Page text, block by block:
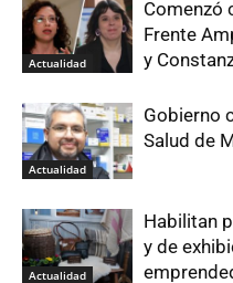
Actualidad
Comenzó
Frente
y
Actualidad
Gobierno
Salud de
Actualidad
Habilitan
y de